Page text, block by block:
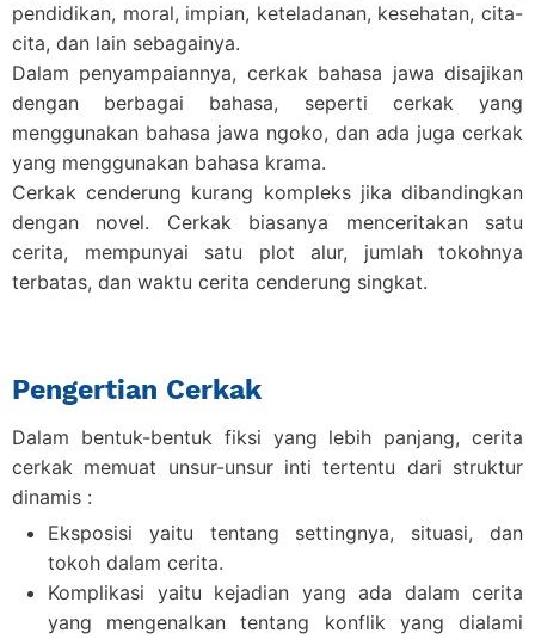
pendidikan, moral, impian, keteladanan, kesehatan, cita-
cita, dan lain sebagainya.
Dalam penyampaiannya, cerkak bahasa jawa disajikan
dengan berbagai bahasa, seperti cerkak yang
menggunakan bahasa jawa ngoko, dan ada juga cerkak
yang menggunakan bahasa krama.
Cerkak cenderung kurang kompleks jika dibandingkan
dengan novel. Cerkak biasanya menceritakan satu
cerita, mempunyai satu plot alur, jumlah tokohnya
terbatas, dan waktu cerita cenderung singkat.
Pengertian Cerkak
Dalam bentuk-bentuk fiksi yang lebih panjang, cerita
cerkak memuat unsur-unsur inti tertentu dari struktur
dinamis :
Eksposisi yaitu tentang settingnya, situasi, dan
tokoh dalam cerita.
Komplikasi yaitu kejadian yang ada dalam cerita
yang mengenalkan tentang konflik yang dialami